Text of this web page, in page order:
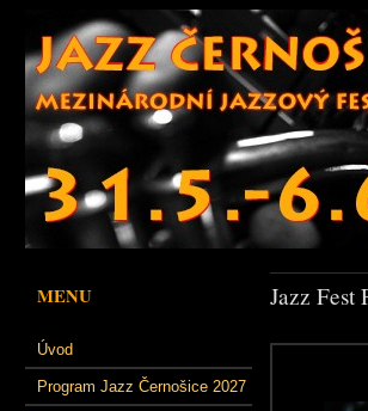
MENU
Úvod
Program Jazz Černošice 2027
Jazz Fest